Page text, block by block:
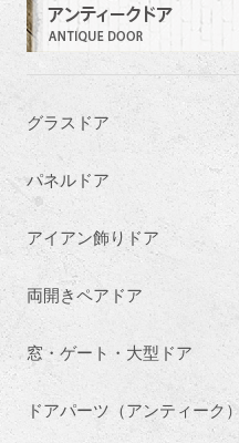
グラスドア
パネルドア
アイアン飾りドア
両開きペアドア
窓・ゲート・大型ドア
ドアパーツ（アンティーク）